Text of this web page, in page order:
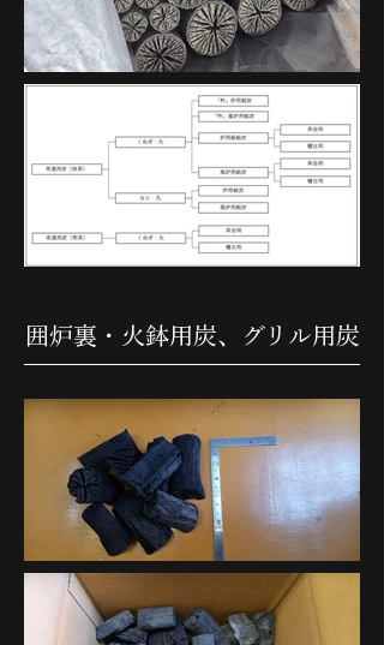
囲炉裏・火鉢用炭、グリル用炭